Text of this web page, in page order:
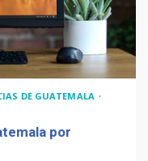
DE GUATEMALA
por